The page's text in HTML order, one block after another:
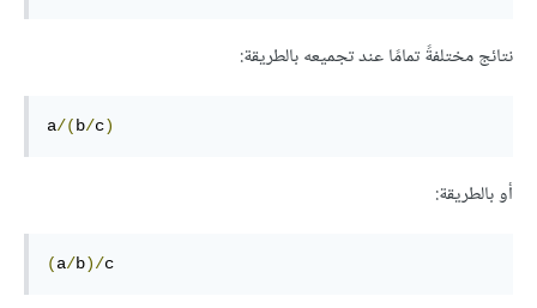
نتائج مختلفةً تمامًا عند تجميعه بالطريقة:
a/( b/c)
أو بالطريقة:
(a/b)/c